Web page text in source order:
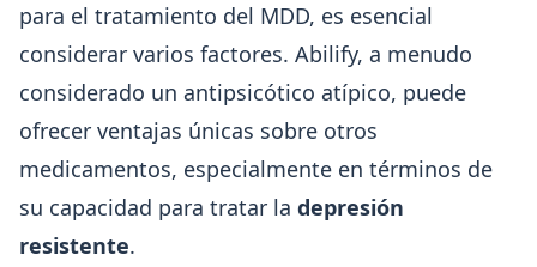
para el tratamiento del MDD, es esencial
considerar varios factores. Abilify, a menudo
considerado un antipsicótico atípico, puede
ofrecer ventajas únicas sobre otros
medicamentos, especialmente en términos de
su capacidad para tratar la depresión
resistente.